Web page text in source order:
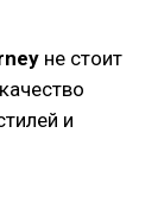
не стоит
и